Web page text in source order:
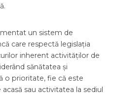
un sistem de
care respectă legislația
inherent activităților de
sănătatea și
o prioritate, fie că este
sau activitatea la sediul